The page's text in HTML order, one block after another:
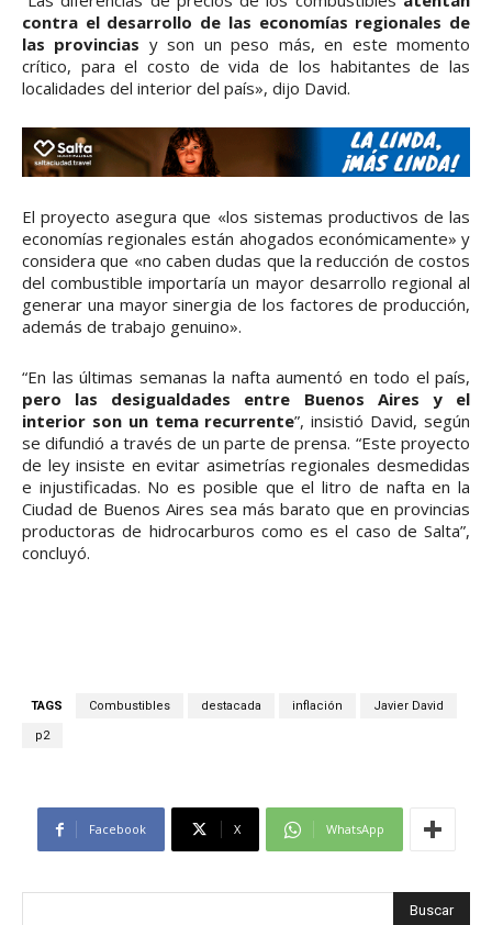
contra el desarrollo de las economías regionales de
las provincias y son un peso más, en este momento
crítico, para el costo de vida de los habitantes de las
localidades del interior del país», dijo David.
El proyecto asegura que «los sistemas productivos de las
economías regionales están ahogados económicamente» y
considera que «no caben dudas que la reducción de costos
del combustible importaría un mayor desarrollo regional al
generar una mayor sinergia de los factores de producción,
además de trabajo genuino».
“En las últimas semanas la nafta aumentó en todo el país,
pero las desigualdades entre Buenos Aires y el
interior son un tema recurrente”, insistió David, según
se difundió a través de un parte de prensa. “Este proyecto
de ley insiste en evitar asimetrías regionales desmedidas
e injustificadas. No es posible que el litro de nafta en la
Ciudad de Buenos Aires sea más barato que en provincias
productoras de hidrocarburos como es el caso de Salta”,
concluyó.
TAGS Combustibles destacada inflación Javier David
p2
Facebook X WhatsApp